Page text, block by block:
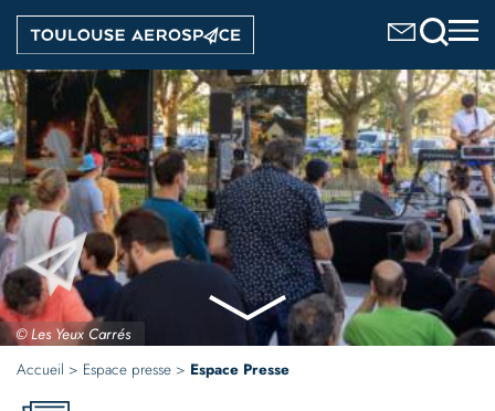
Aller
au
contenu
principal
Image
© Les Yeux Carrés
Accueil
Espace presse Espace Presse